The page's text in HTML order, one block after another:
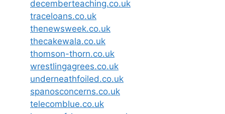
decemberteaching.co.uk
traceloans.co.uk
thenewsweek.co.uk
thecakewala.co.uk
thomson-thorn.co.uk
wrestlingagrees.co.uk
underneathfoiled.co.uk
spanosconcerns.co.uk
telecomblue.co.uk